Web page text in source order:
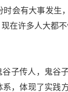
时会有大事发生
在许多人大都
子传人，鬼谷
，体现了实践